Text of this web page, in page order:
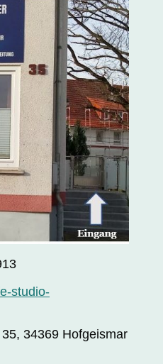
studio-
34369 Hofgeismar